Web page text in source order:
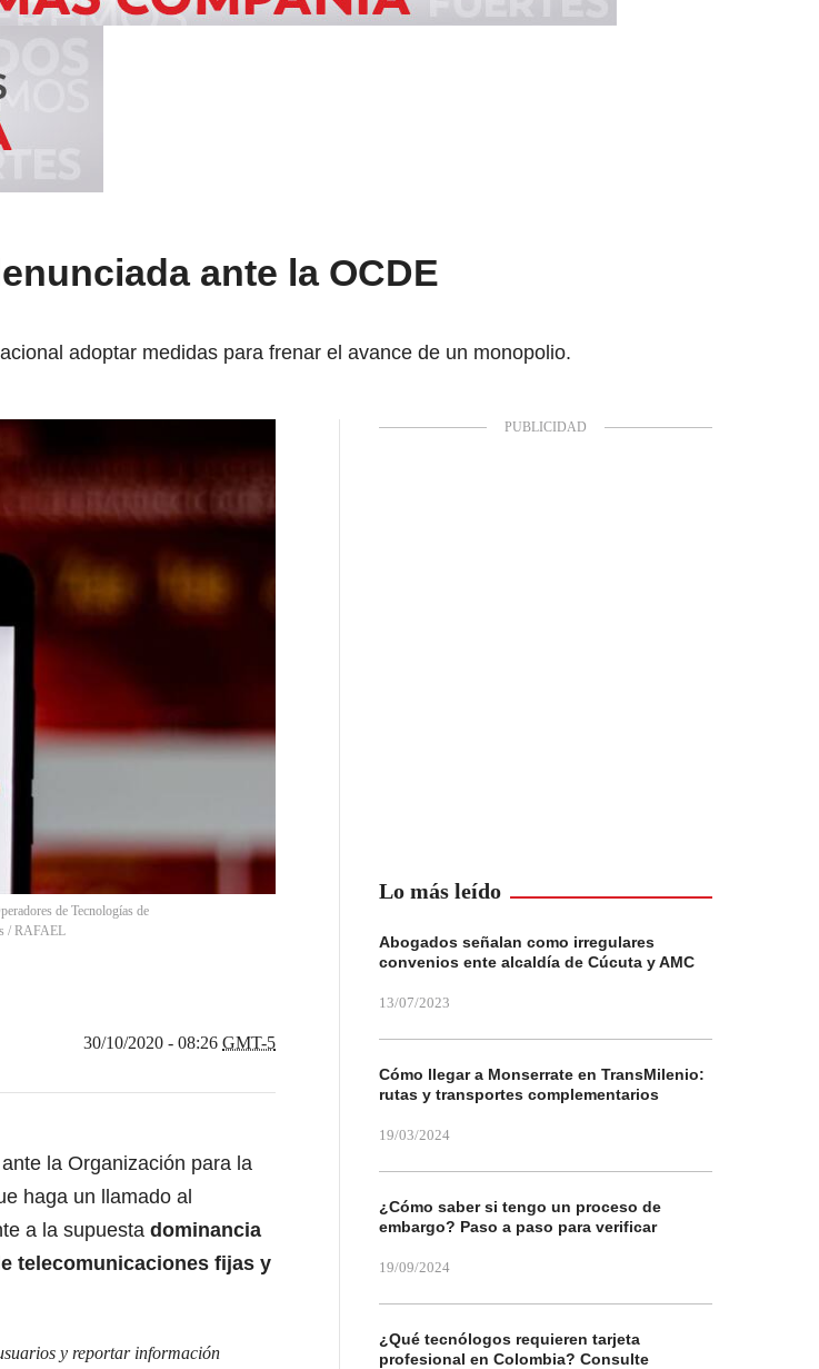
ante la OCDE
adoptar medidas para frenar el avance de un monopolio.
de Tecnologías de
/ RAFAEL
30/10/2020 - 08:26 GMT-5
la Organización para la
haga un llamado al
a la supuesta dominancia
telecomunicaciones fijas y
y reportar información
Lo más leído
Abogados señalan como irregulares
convenios ente alcaldía de Cúcuta y AMC
13/07/2023
Cómo llegar a Monserrate en TransMilenio:
rutas y transportes complementarios
19/03/2024
¿Cómo saber si tengo un proceso de
embargo? Paso a paso para verificar
19/09/2024
¿Qué tecnólogos requieren tarjeta
profesional en Colombia? Consulte